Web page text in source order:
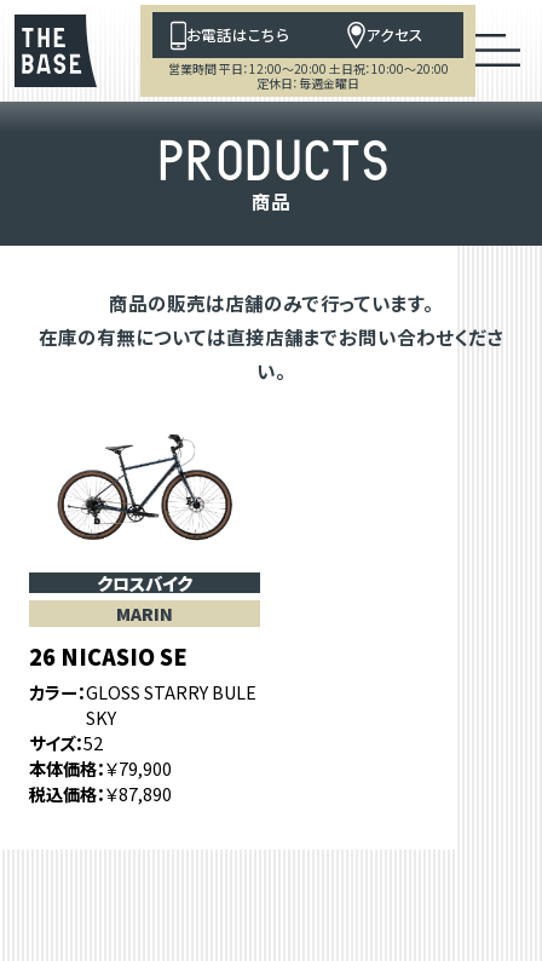
お電話はこちら アクセス
営業時間 平日：12:00～20:00 土日祝：10:00～20:00
定休日：毎週金曜日
PRODUCTS
商品
商品の販売は店舗のみで行っています。
在庫の有無については直接店舗までお問い合わせくださ
い。
クロスバイク
MARIN
26 NICASIO SE
カラー GLOSS STARRY BULE
SKY
サイズ 52
本体価格 ￥79,900
税込価格 ￥87,890